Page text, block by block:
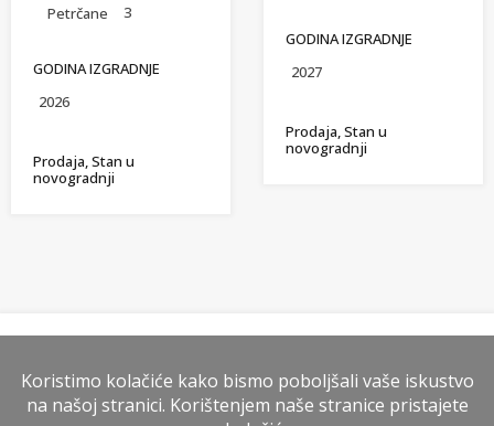
Petrčane
3
GODINA IZGRADNJE
2026
Prodaja, Stan u
novogradnji
GODINA IZGRADNJE
2027
Prodaja, Stan u
novogradnji